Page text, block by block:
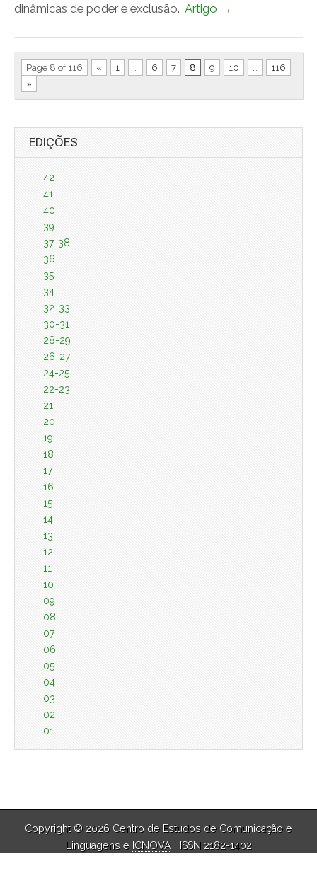
dinâmicas de poder e exclusão. Artigo →
Page 8 of 116 « 1 6 7 8 9 10
116
»
EDIÇÕES
42
41
40
39
37-38
36
35
34
32-33
30-31
28-29
26-27
24-25
22-23
21
20
19
18
17
16
15
14
13
12
11
10
09
08
07
06
05
04
03
02
01
Copyright © 2026 Centro de Estudos de Comunicação e
Linguagens e ICNOVAISSN 2182-1402